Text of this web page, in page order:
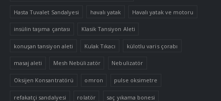
Hasta Tuvalet Sandalyesi havalı yatak Havalı yatak ve motoru
insülin taşıma çantası Klasik Tansiyon Aleti
konuşan tansiyon aleti Kulak Tıkacı külotlu varis çorabı
masaj aleti Mesh Nebülizatör Nebulizatör
Oksijen Konsantratörü omron pulse oksimetre
refakatçi sandalyesi rolatör saç yıkama bonesi